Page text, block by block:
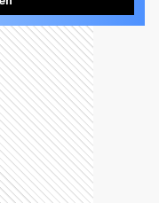
atletas que
y a nuestra
Tripiana,
por su